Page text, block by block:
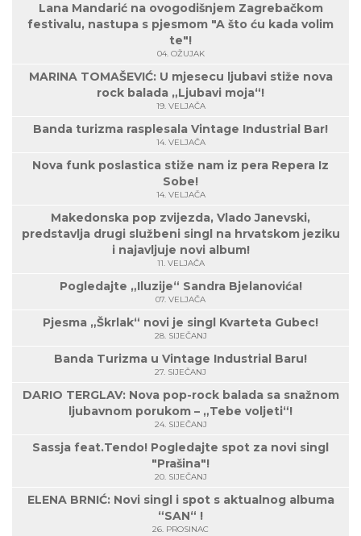
Lana Mandarić na ovogodišnjem Zagrebačkom
festivalu, nastupa s pjesmom "A što ću kada volim
te"!
04. OŽUJAK
MARINA TOMAŠEVIĆ: U mjesecu ljubavi stiže nova
rock balada „Ljubavi moja“!
19. VELJAČA
Banda turizma rasplesala Vintage Industrial Bar!
14. VELJAČA
Nova funk poslastica stiže nam iz pera Repera Iz
Sobe!
14. VELJAČA
Makedonska pop zvijezda, Vlado Janevski,
predstavlja drugi službeni singl na hrvatskom jeziku
i najavljuje novi album!
11. VELJAČA
Pogledajte „Iluzije“ Sandra Bjelanovića!
07. VELJAČA
Pjesma „Škrlak“ novi je singl Kvarteta Gubec!
28. SIJEČANJ
Banda Turizma u Vintage Industrial Baru!
27. SIJEČANJ
DARIO TERGLAV: Nova pop-rock balada sa snažnom
ljubavnom porukom – „Tebe voljeti“!
24. SIJEČANJ
Sassja feat.Tendo! Pogledajte spot za novi singl
"Prašina"!
20. SIJEČANJ
ELENA BRNIĆ: Novi singl i spot s aktualnog albuma
“SAN“ !
26. PROSINAC